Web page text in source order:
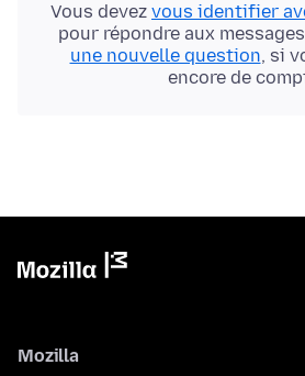
Vous devez vous identifier
pour répondre aux
une nouvelle question, si
encore de
Mozilla